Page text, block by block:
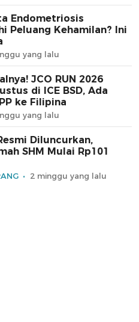
Endometriosis
Peluang Kehamilan? Ini
yang lalu
JCO RUN 2026
di ICE BSD, Ada
ke Filipina
yang lalu
Diluncurkan,
SHM Mulai Rp101
2 minggu yang lalu